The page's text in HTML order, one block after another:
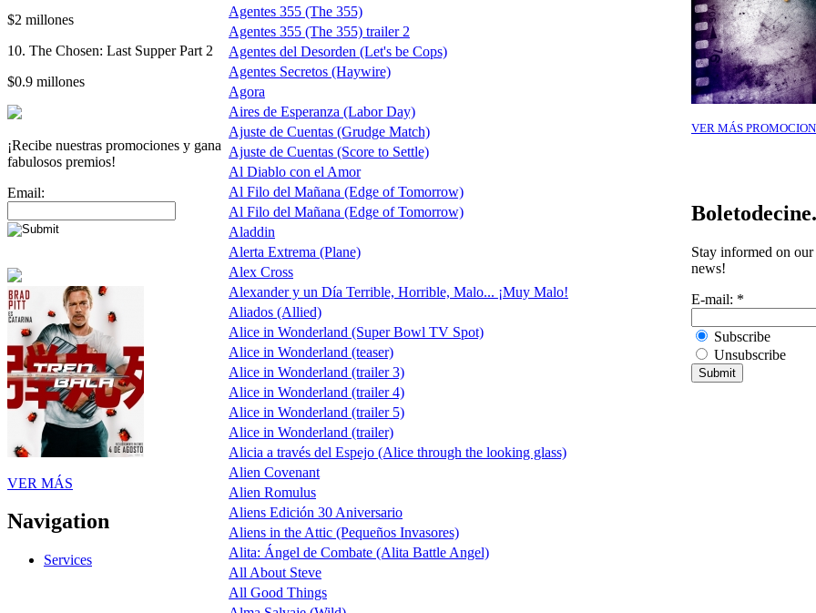
$2 millones
10. The Chosen: Last Supper Part 2
$0.9 millones
¡Recibe nuestras promociones y gana
fabulosos premios!
Email:
VER MÁS
Navigation
Services
Agentes 355 (The 355)
Agentes 355 (The 355) trailer 2
Agentes del Desorden (Let's be Cops)
Agentes Secretos (Haywire)
Agora
Aires de Esperanza (Labor Day)
Ajuste de Cuentas (Grudge Match)
Ajuste de Cuentas (Score to Settle)
Al Diablo con el Amor
Al Filo del Mañana (Edge of Tomorrow)
Al Filo del Mañana (Edge of Tomorrow)
Aladdin
Alerta Extrema (Plane)
Alex Cross
Alexander y un Día Terrible, Horrible, Malo... ¡Muy Malo!
Aliados (Allied)
Alice in Wonderland (Super Bowl TV Spot)
Alice in Wonderland (teaser)
Alice in Wonderland (trailer 3)
Alice in Wonderland (trailer 4)
Alice in Wonderland (trailer 5)
Alice in Wonderland (trailer)
Alicia a través del Espejo (Alice through the looking glass)
Alien Covenant
Alien Romulus
Aliens Edición 30 Aniversario
Aliens in the Attic (Pequeños Invasores)
Alita: Ángel de Combate (Alita Battle Angel)
All About Steve
All Good Things
VER MÁS
Stay informed on our
news!
E-mail: *
Subscribe
Unsubscribe